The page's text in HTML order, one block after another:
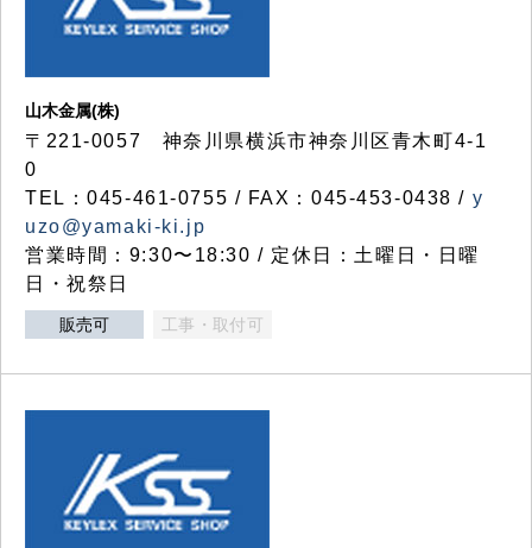
山木金属(株)
〒221-0057 神奈川県横浜市神奈川区青木町4-1
0
TEL：045-461-0755 / FAX：045-453-0438 / y
uzo@yamaki-ki.jp
営業時間：9:30〜18:30 / 定休日：土曜日・日曜
日・祝祭日
販売可 工事・取付可